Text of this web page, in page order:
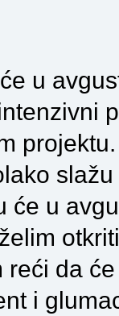
u
će u
reći da
i